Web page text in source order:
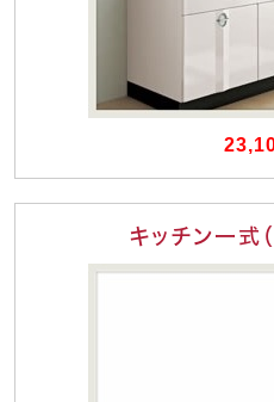
キッチン一式